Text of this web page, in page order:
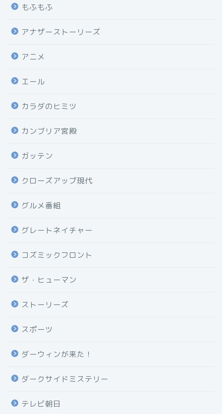
もふもふ
アナザーストーリーズ
アニメ
エール
カラダのヒミツ
カンブリア宮殿
ガッテン
クローズアップ現代
グルメ番組
グレートネイチャー
コズミックフロント
ザ・ヒューマン
ストーリーズ
スポーツ
ダーウィンが来た！
ダークサイドミステリー
テレビ朝日